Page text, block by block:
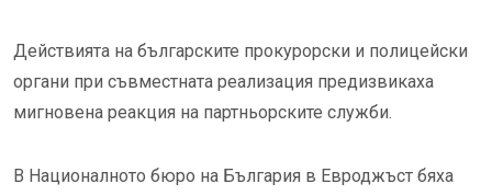
Действията на българските прокурорски и полицейски
органи при съвместната реализация предизвикаха
мигновена реакция на партньорските служби.
В Националното бюро на България в Евроджъст бяха